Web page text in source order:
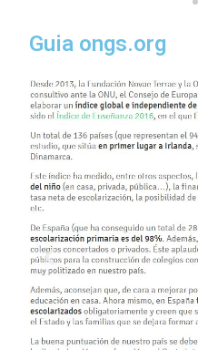
Guia ongs.org